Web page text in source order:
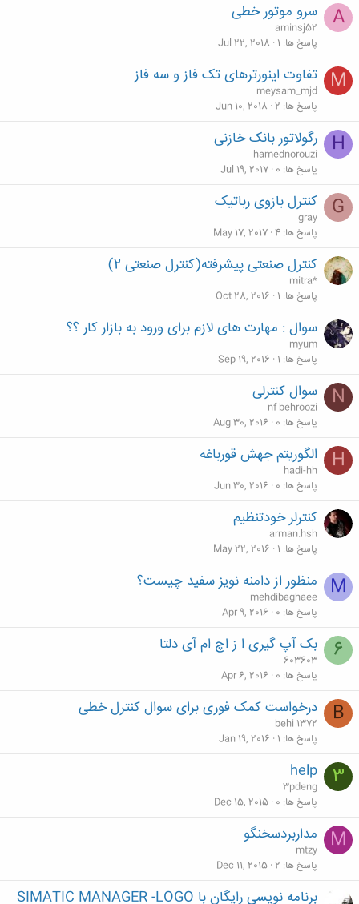
A سرو موتور خطی
aminsj52
پاسخ ها 1
Jul 22, 2018
M تفاوت اینورترهای تک فاز و سه فاز
meysam_mjd
پاسخ ها 2
Jun 10, 2018
H رگولاتور بانک خازنی
hamednorouzi
پاسخ ها 0
Jul 19, 2017
G کنترل بازوی رباتیک
gray
پاسخ ها 4
May 17, 2017
کنترل صنعتی پیشرفته(کنترل صنعتی 2)
mitra*
پاسخ ها 1
Oct 28, 2016
سوال : مهارت های لازم برای ورود به بازار کار ؟؟
myum
پاسخ ها 1
Sep 19, 2016
N سوال کنترلی
nf behroozi
پاسخ ها 0
Aug 30, 2016
H الگوریتم جهش قورباغه
hadi-hh
پاسخ ها 0
Jun 30, 2016
کنترلر خودتنظیم
arman.hsh
پاسخ ها 1
May 22, 2016
M منظور از دامنه نویز سفید چیست؟
mehdibaghaee
پاسخ ها 0
Apr 9, 2016
6 بک آپ گیری ا ز اچ ام آی دلتا
603603
پاسخ ها 0
Apr 6, 2016
B درخواست کمک فوری برای سوال کنترل خطی
behi 1372
پاسخ ها 1
Jan 19, 2016
3
help
3pdeng
پاسخ ها 0
Dec 15, 2015
M مداربردسخنگو
mtzy
پاسخ ها 2
Dec 11, 2015
برنامه نویسی رایگان با SIMATIC MANAGER -LOGO